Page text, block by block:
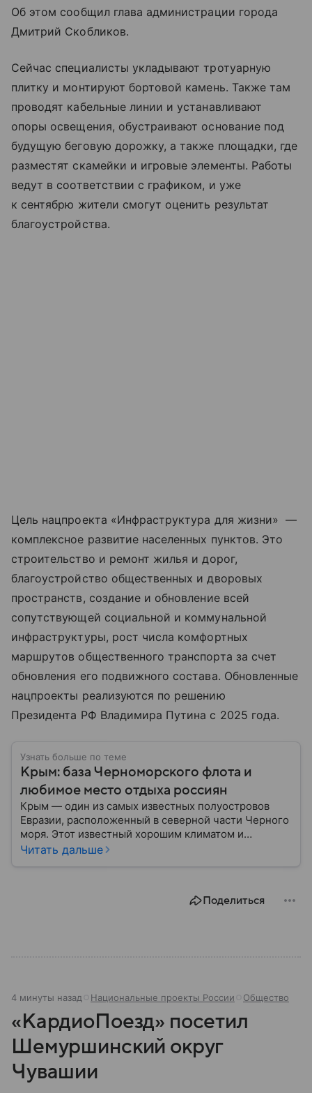
Об этом сообщил глава администрации города
Дмитрий Скобликов.
Сейчас специалисты укладывают тротуарную
плитку и монтируют бортовой камень. Также там
проводят кабельные линии и устанавливают
опоры освещения, обустраивают основание под
будущую беговую дорожку, а также площадки, где
разместят скамейки и игровые элементы. Работы
ведут в соответствии с графиком, и уже
к сентябрю жители смогут оценить результат
благоустройства.
Цель нацпроекта «Инфраструктура для жизни» —
комплексное развитие населенных пунктов. Это
строительство и ремонт жилья и дорог,
благоустройство общественных и дворовых
пространств, создание и обновление всей
сопутствующей социальной и коммунальной
инфраструктуры, рост числа комфортных
маршрутов общественного транспорта за счет
обновления его подвижного состава. Обновленные
нацпроекты реализуются по решению
Президента РФ Владимира Путина с 2025 года.
Узнать больше по теме
Крым: база Черноморского флота и
любимое место отдыха россиян
Крым — один из самых известных полуостровов
Евразии, расположенный в северной части Черного
моря. Этот известный хорошим климатом и
красивой природой регион имеет также огромное
положение сделало полуостров ключевой точкой
Читать дальше
Поделиться
4 минуты назад Национальные проекты России Общество
«КардиоПоезд» посетил
Шемуршинский округ
Чувашии